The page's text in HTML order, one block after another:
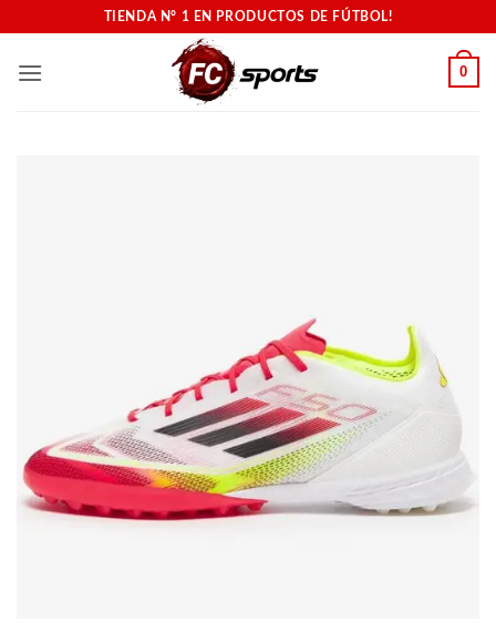
contenido
TIENDA N° 1 EN PRODUCTOS DE FÚTBOL!
0